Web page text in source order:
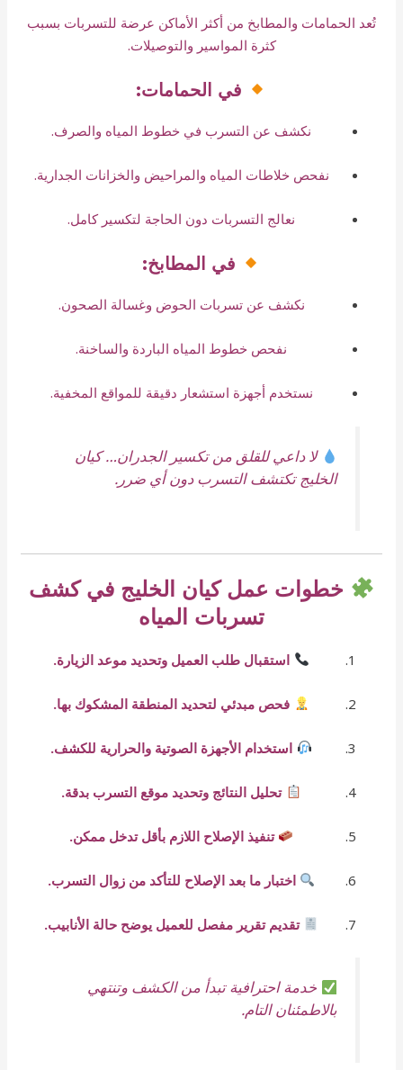
تُعد الحمامات والمطابخ من أكثر الأماكن عرضة للتسربات بسبب
كثرة المواسير والتوصيلات.
في الحمامات:
نكشف عن التسرب في خطوط المياه والصرف.
نفحص خلاطات المياه والمراحيض والخزانات الجدارية.
نعالج التسربات دون الحاجة لتكسير كامل.
في المطابخ:
نكشف عن تسربات الحوض وغسالة الصحون.
نفحص خطوط المياه الباردة والساخنة.
نستخدم أجهزة استشعار دقيقة للمواقع المخفية.
لا داعي للقلق من تكسير الجدران… كيان
الخليج تكتشف التسرب دون أي ضرر.
خطوات عمل كيان الخليج في كشف
تسربات المياه
استقبال طلب العميل وتحديد موعد الزيارة.
فحص مبدئي لتحديد المنطقة المشكوك بها.
استخدام الأجهزة الصوتية والحرارية للكشف.
تحليل النتائج وتحديد موقع التسرب بدقة.
تنفيذ الإصلاح اللازم بأقل تدخل ممكن.
اختبار ما بعد الإصلاح للتأكد من زوال التسرب.
تقديم تقرير مفصل للعميل يوضح حالة الأنابيب.
خدمة احترافية تبدأ من الكشف وتنتهي
بالاطمئنان التام.